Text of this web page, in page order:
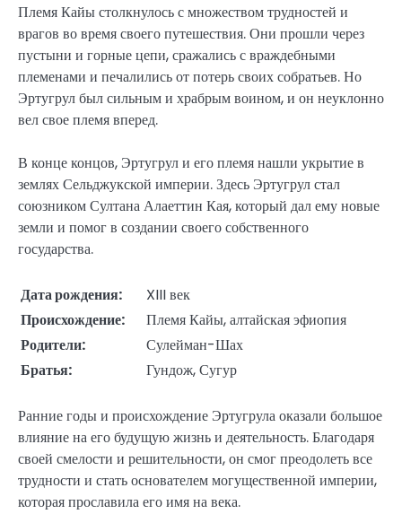
Племя Кайы столкнулось с множеством трудностей и
врагов во время своего путешествия. Они прошли через
пустыни и горные цепи, сражались с враждебными
племенами и печалились от потерь своих собратьев. Но
Эртугрул был сильным и храбрым воином, и он неуклонно
вел свое племя вперед.
В конце концов, Эртугрул и его племя нашли укрытие в
землях Сельджукской империи. Здесь Эртугрул стал
союзником Султана Алаеттин Кая, который дал ему новые
земли и помог в создании своего собственного
государства.
Дата рождения:
XIII век
Происхождение:
Племя Кайы, алтайская эфиопия
Родители:
Сулейман-Шах
Братья:
Гундож, Сугур
Ранние годы и происхождение Эртугрула оказали большое
влияние на его будущую жизнь и деятельность. Благодаря
своей смелости и решительности, он смог преодолеть все
трудности и стать основателем могущественной империи,
которая прославила его имя на века.